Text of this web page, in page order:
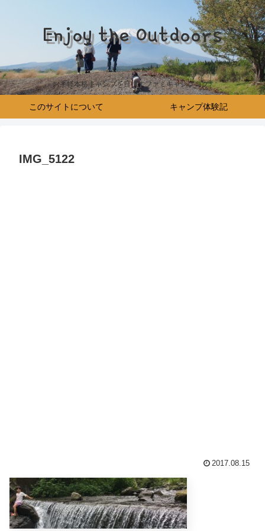
Enjoy the Outdoors
お手軽本格キャンプを目指すファミキャンブログ♪
このサイトについて キャンプ体験記
IMG_5122
2017.08.15